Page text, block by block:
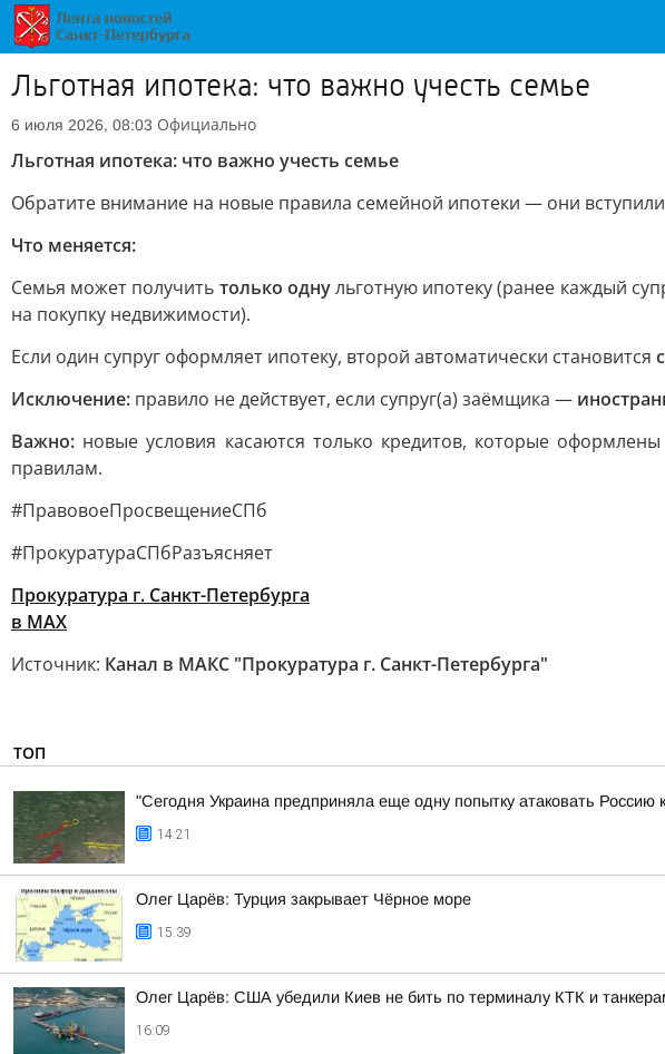
Льготная ипотека: что важно учесть семье
6 июля 2026, 08:03 Официально
Льготная ипотека: что важно учесть семье
Обратите внимание на новые правила семейной ипотеки — они вступили
Что меняется:
Семья может получить только однульготную ипотеку (ранее каждый
на покупку недвижимости).
Если один супруг оформляет ипотеку, второй автоматически становится
Исключение: правило не действует, если супруг(а) заёмщика —
Важно: новые условия касаются только кредитов, которые
правилам.
#ПравовоеПросвещениеСПб
#ПрокуратураСПбРазъясняет
Прокуратура г. Санкт-Петербурга
в МАХ
Источник: Канал в МАКС "Прокуратура г. Санкт-Петербурга"
ТОП
"Сегодня Украина предприняла еще одну попытку атаковать
14:21
Олег Царёв: Турция закрывает Чёрное море
15:39
Олег Царёв: США убедили Киев не бить по терминалу КТК и
16:09